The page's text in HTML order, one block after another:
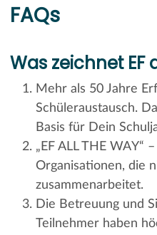
FAQs
Was zeichnet EF
Mehr als 50 Jahre
Schüleraustausch.
Basis für Dein
„EF ALL THE WAY“
Organisationen, die
zusammenarbeitet.
Die Betreuung und
Teilnehmer haben